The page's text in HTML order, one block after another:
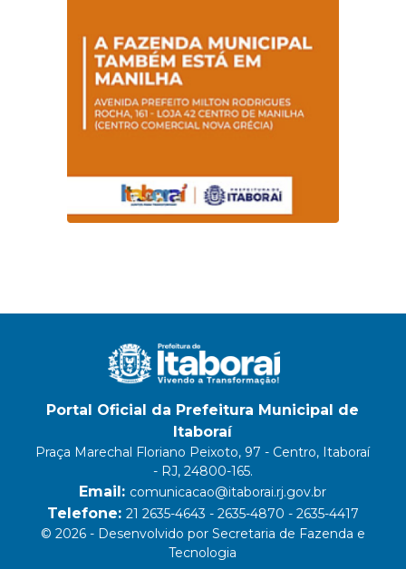
Magalhães Seabra
Portal Oficial da Prefeitura Municipal de
Itaboraí
Praça Marechal Floriano Peixoto, 97 - Centro, Itaboraí
- RJ, 24800-165.
Email: comunicacao@itaborai.rj.gov.br
Telefone: 21 2635-4643 - 2635-4870 - 2635-4417
© 2026 - Desenvolvido por Secretaria de Fazenda e
Tecnologia